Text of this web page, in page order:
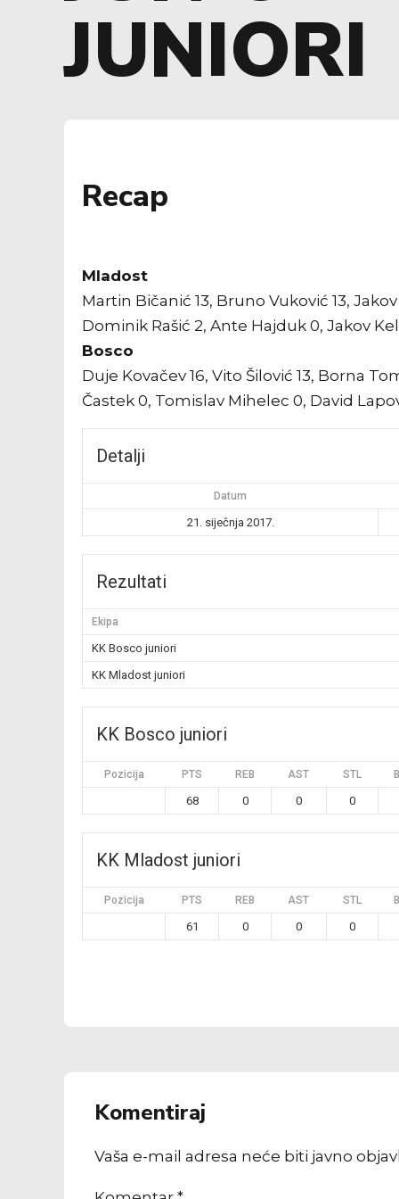
JUNIORI
Recap
Mladost
Martin Bičanić 13, Bruno Vuković 13,
Dominik Rašić 2, Ante Hajduk 0, Jakov
Bosco
Duje Kovačev 16, Vito Šilović 13, Borna
Častek 0, Tomislav Mihelec 0, David
Detalji
Datum
21. siječnja 2017.
Rezultati
Ekipa
KK Bosco juniori
KK Mladost juniori
KK Bosco juniori
Pozicija PTS REB AST STL
68 0 0 0
KK Mladost juniori
Pozicija PTS REB AST STL
61 0 0 0
Komentiraj
Vaša e-mail adresa neće biti javno